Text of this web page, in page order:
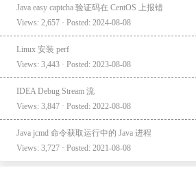
Java easy captcha 验证码在 CentOS 上报错
Views: 2,657 · Posted: 2024-08-08
Linux 安装 perf
Views: 3,443 · Posted: 2023-08-08
IDEA Debug Stream 流
Views: 3,847 · Posted: 2022-08-08
Java jcmd 命令获取运行中的 Java 进程
Views: 3,727 · Posted: 2021-08-08